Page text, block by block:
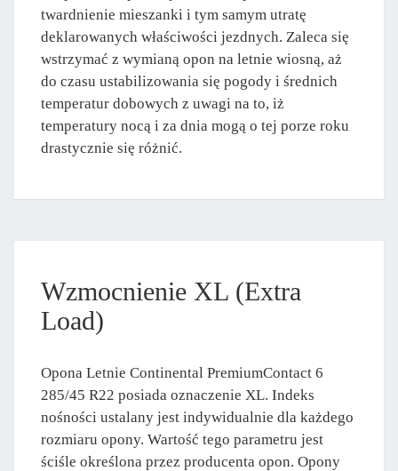
twardnienie mieszanki i tym samym utratę
deklarowanych właściwości jezdnych. Zaleca się
wstrzymać z wymianą opon na letnie wiosną, aż
do czasu ustabilizowania się pogody i średnich
temperatur dobowych z uwagi na to, iż
temperatury nocą i za dnia mogą o tej porze roku
drastycznie się różnić.
Wzmocnienie XL (Extra
Load)
Opona Letnie Continental PremiumContact 6
285/45 R22 posiada oznaczenie XL. Indeks
nośności ustalany jest indywidualnie dla każdego
rozmiaru opony. Wartość tego parametru jest
ściśle określona przez producenta opon. Opony